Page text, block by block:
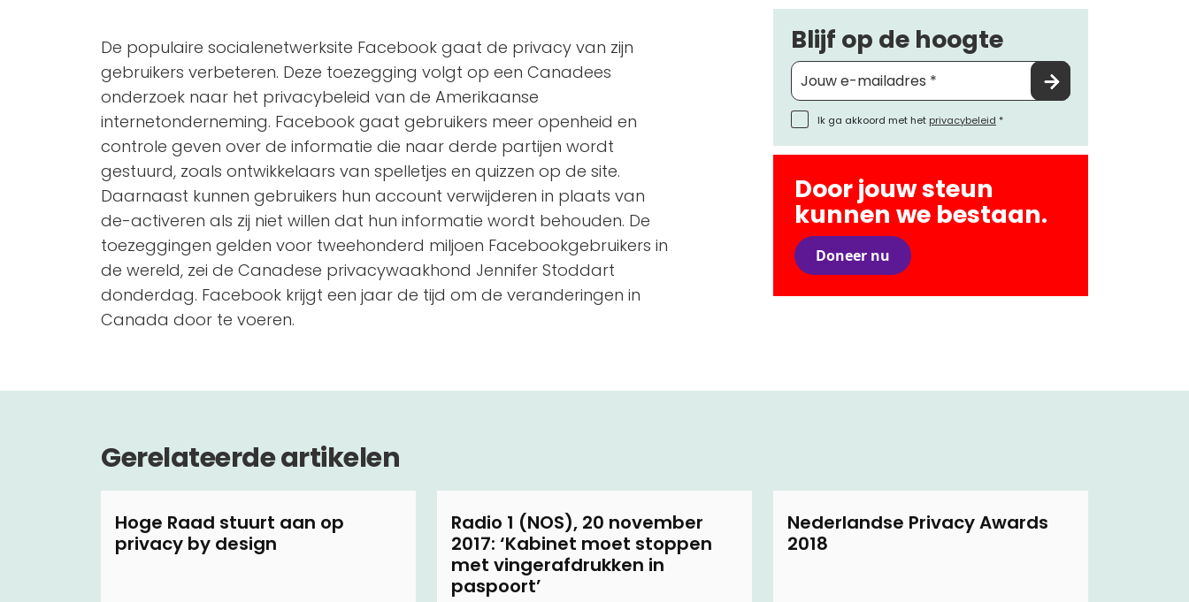
De populaire socialenetwerksite Facebook gaat de privacy van zijn
gebruikers verbeteren. Deze toezegging volgt op een Canadees
onderzoek naar het privacybeleid van de Amerikaanse
internetonderneming. Facebook gaat gebruikers meer openheid en
controle geven over de informatie die naar derde partijen wordt
gestuurd, zoals ontwikkelaars van spelletjes en quizzen op de site.
Daarnaast kunnen gebruikers hun account verwijderen in plaats van
de-activeren als zij niet willen dat hun informatie wordt behouden. De
toezeggingen gelden voor tweehonderd miljoen Facebookgebruikers in
de wereld, zei de Canadese privacywaakhond Jennifer Stoddart
donderdag. Facebook krijgt een jaar de tijd om de veranderingen in
Canada door te voeren.
Blijf op de hoogte
Ik ga akkoord met het privacybeleid *
Door jouw steun
kunnen we bestaan.
Doneer nu
Gerelateerde artikelen
Hoge Raad stuurt aan op
privacy by design
Radio 1 (NOS), 20 november
2017: ‘Kabinet moet stoppen
met vingerafdrukken in
paspoort’
Nederlandse Privacy Awards
2018